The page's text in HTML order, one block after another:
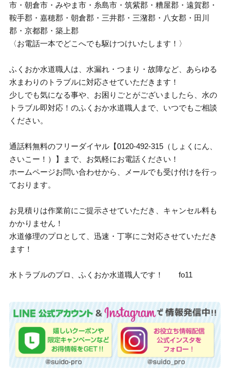
市・朝倉市・みやま市・糸島市・筑紫郡・糟屋郡・遠賀郡・
鞍手郡・嘉穂郡・朝倉郡・三井郡・三潴郡・八女郡・田川
郡・京都郡・築上郡
〈お電話一本でどこへでも駆けつけいたします！〉
ふくおか水道職人は、水漏れ・つまり・故障など、あらゆる
水まわりのトラブルに対応させていただきます！
少しでも気になる事や、お困りごとがございましたら、水の
トラブル即対応！のふくおか水道職人まで、いつでもご相談
ください。
通話料無料のフリーダイヤル【0120-492-315（しょくにん、
さいこー！）】まで、お気軽にお電話ください！
ホームページお問い合わせから、メールでも受け付けを行っ
ております。
お見積りは作業前にご提示させていただき、キャンセル料も
かかりません！
水道修理のプロとして、迅速・丁寧にご対応させていただき
ます！
水トラブルのプロ、ふくおか水道職人です！ fo11